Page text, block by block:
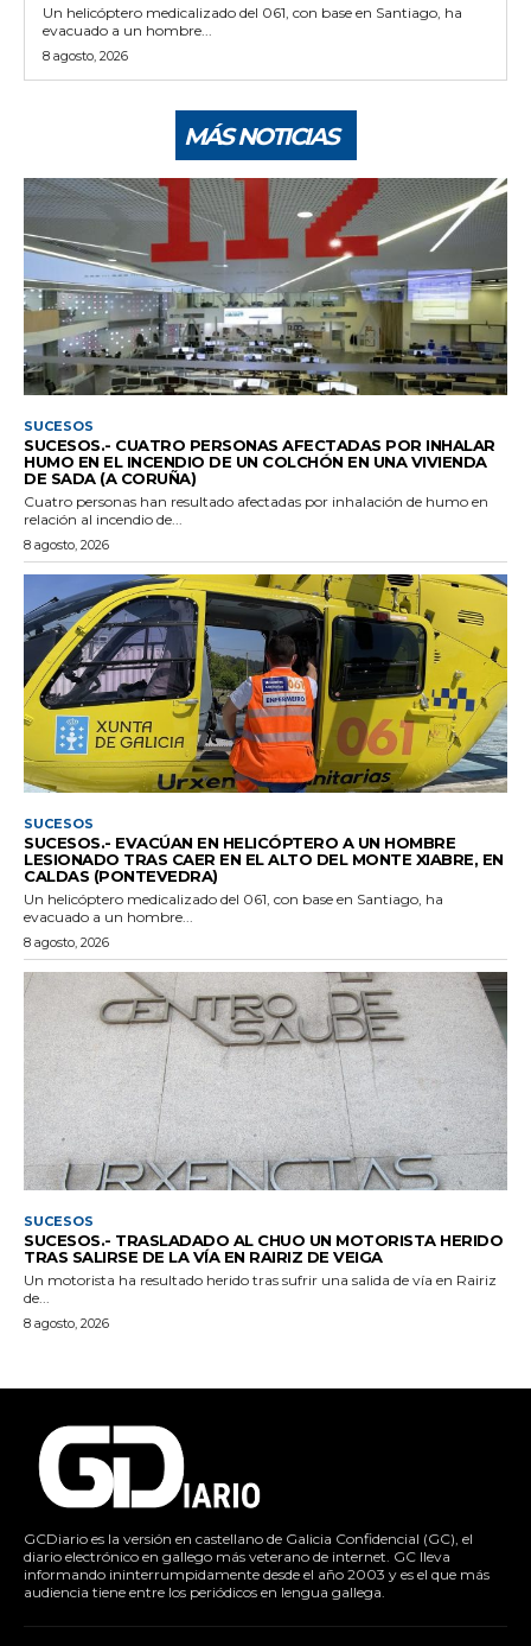
Un helicóptero medicalizado del 061, con base en Santiago, ha
evacuado a un hombre...
8 agosto, 2026
MÁS NOTICIAS
SUCESOS
SUCESOS.- CUATRO PERSONAS AFECTADAS POR INHALAR
HUMO EN EL INCENDIO DE UN COLCHÓN EN UNA VIVIENDA
DE SADA (A CORUÑA)
Cuatro personas han resultado afectadas por inhalación de humo en
relación al incendio de...
8 agosto, 2026
SUCESOS
SUCESOS.- EVACÚAN EN HELICÓPTERO A UN HOMBRE
LESIONADO TRAS CAER EN EL ALTO DEL MONTE XIABRE, EN
CALDAS (PONTEVEDRA)
Un helicóptero medicalizado del 061, con base en Santiago, ha
evacuado a un hombre...
8 agosto, 2026
SUCESOS
SUCESOS.- TRASLADADO AL CHUO UN MOTORISTA HERIDO
TRAS SALIRSE DE LA VÍA EN RAIRIZ DE VEIGA
Un motorista ha resultado herido tras sufrir una salida de vía en Rairiz
de...
8 agosto, 2026
GCDiario es la versión en castellano de Galicia Confidencial (GC), el
diario electrónico en gallego más veterano de internet. GC lleva
informando ininterrumpidamente desde el año 2003 y es el que más
audiencia tiene entre los periódicos en lengua gallega.